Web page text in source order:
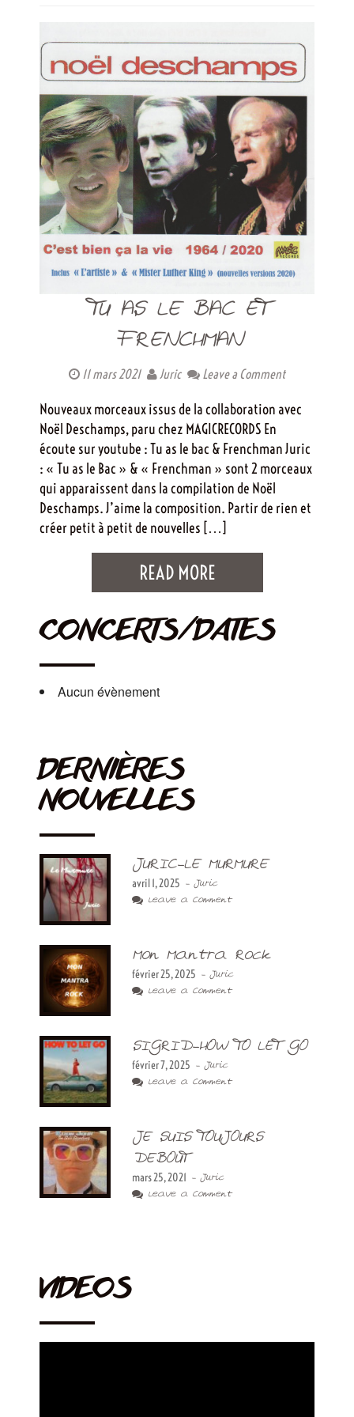
TU AS LE BAC ET
FRENCHMAN
11 mars 2021 Juric Leave a Comment
Nouveaux morceaux issus de la collaboration avec
Noël Deschamps, paru chez MAGICRECORDS En
écoute sur youtube : Tu as le bac & Frenchman Juric
: « Tu as le Bac » & « Frenchman » sont 2 morceaux
qui apparaissent dans la compilation de Noël
Deschamps. J’aime la composition. Partir de rien et
créer petit à petit de nouvelles […]
READ MORE
CONCERTS/DATES
Aucun évènement
DERNIÈRES
NOUVELLES
JURIC-LE MURMURE
avril 1, 2025 - Juric
Leave a Comment
Mon Mantra Rock
février 25, 2025 - Juric
Leave a Comment
SIGRID-HOW TO LET GO
février 7, 2025 - Juric
Leave a Comment
JE SUIS TOUJOURS
DEBOUT
mars 25, 2021 - Juric
Leave a Comment
VIDEOS